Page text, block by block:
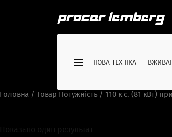
НОВА ТЕХНІКА
Головна / Товар Потужність / 110 к.с. (81 кВт)
Показано один результат